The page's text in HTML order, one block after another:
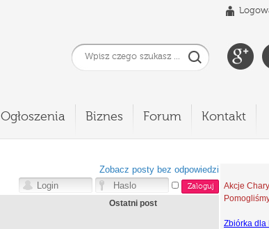
Ogłoszenia Biznes Forum Kontakt
Zobacz posty bez odpowiedzi
Ostatni post
Akcje
Zbiórka dla